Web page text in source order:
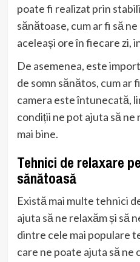
poate fi realizat prin
sănătoase, cum ar fi să
aceleași ore în fiecare zi,
De asemenea, este
de somn sănătos, cum ar
camera este întunecată,
condiții ne pot ajuta să ne
mai bine.
Tehnici de relaxare
sănătoasă
Există mai multe tehnici
ajuta să ne relaxăm și să
dintre cele mai populare
care ne poate ajuta să ne